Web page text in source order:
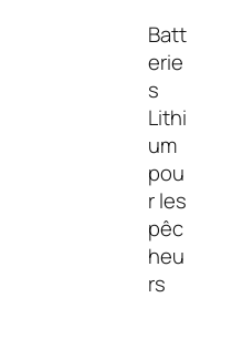
Batt
erie
s
Lithi
um
pou
r les
pêc
heu
rs